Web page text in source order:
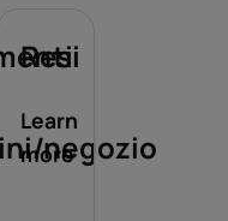
negozio
Resi
Learn
more